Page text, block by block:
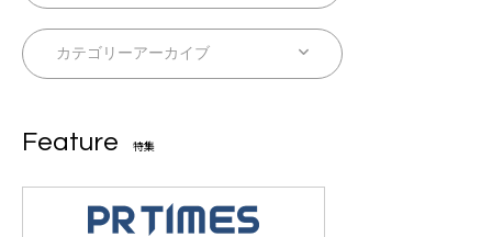
Feature 特集